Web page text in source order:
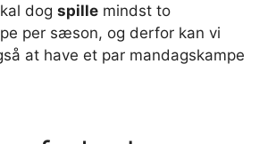
dog spille mindst to
per sæson, og derfor kan vi
at have et par mandagskampe